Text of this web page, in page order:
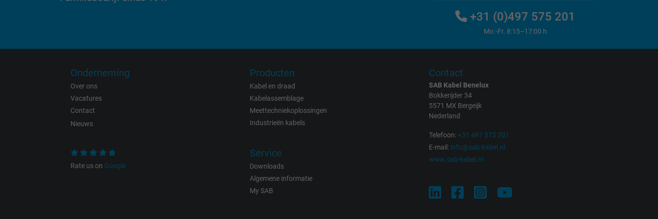
Used by Google DoubleClick to register and
report the user's actions on the website
after viewing or clicking on one of the
provider's ads, with the purpose of
Google LLC
+31 (0)497 575 201
Mo.-Fr. 8:15–17:00 h
Onderneming
Over ons
Vacatures
Contact
Nieuws
Rate us on Google
Producten
Kabel en draad
Kabelassemblage
Meettechniekoplossingen
Industrieën kabels
Service
Downloads
Algemene informatie
My SAB
Contact
SAB Kabel Benelux
Bokkerijder 34
5571 MX Bergeijk
Nederland
Telefoon:+31 497 575 201
E-mail: info@sab-kabel.nl
www.sab-kabel.nl